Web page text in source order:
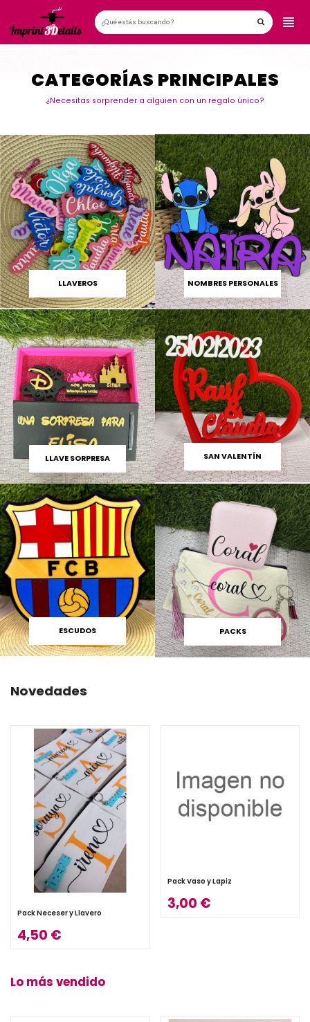
CATEGORÍAS PRINCIPALES
¿Necesitas sorprender a alguien con un regalo único?
LLAVEROS NOMBRES PERSONALES
LLAVE SORPRESA SAN VALENTÍN
ESCUDOS PACKS
Novedades
Pack Neceser y Llavero
4,50 €
Pack Vaso y Lapiz
3,00 €
Lo más vendido